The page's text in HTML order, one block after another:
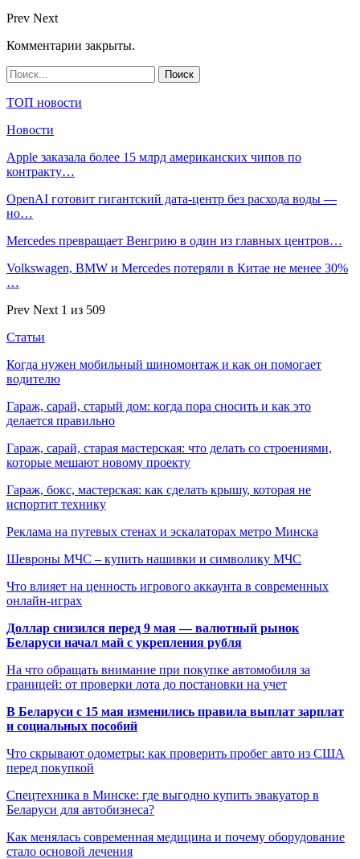
Prev Next
Комментарии закрыты.
ТОП новости
Новости
Apple заказала более 15 млрд американских чипов по
контракту…
OpenAI готовит гигантский дата-центр без расхода воды —
но…
Mercedes превращает Венгрию в один из главных центров…
Volkswagen, BMW и Mercedes потеряли в Китае не менее 30%
…
Prev Next 1 из 509
Статьи
Когда нужен мобильный шиномонтаж и как он помогает
водителю
Гараж, сарай, старый дом: когда пора сносить и как это
делается правильно
Гараж, сарай, старая мастерская: что делать со строениями,
которые мешают новому проекту
Гараж, бокс, мастерская: как сделать крышу, которая не
испортит технику
Реклама на путевых стенах и эскалаторах метро Минска
Шевроны МЧС – купить нашивки и символику МЧС
Что влияет на ценность игрового аккаунта в современных
онлайн-играх
Доллар снизился перед 9 мая — валютный рынок
Беларуси начал май с укрепления рубля
На что обращать внимание при покупке автомобиля за
границей: от проверки лота до постановки на учет
В Беларуси с 15 мая изменились правила выплат зарплат
и социальных пособий
Что скрывают одометры: как проверить пробег авто из США
перед покупкой
Спецтехника в Минске: где выгодно купить эвакуатор в
Беларуси для автобизнеса?
Как менялась современная медицина и почему оборудование
стало основой лечения